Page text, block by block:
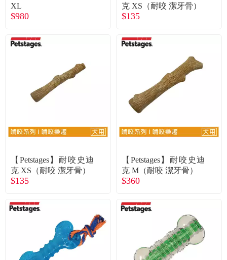
XL
$980
克 XS（耐咬 潔牙骨）
$135
【Petstages】耐咬史迪
克 XS（耐咬 潔牙骨）
$135
【Petstages】耐咬史迪
克 M（耐咬 潔牙骨）
$360